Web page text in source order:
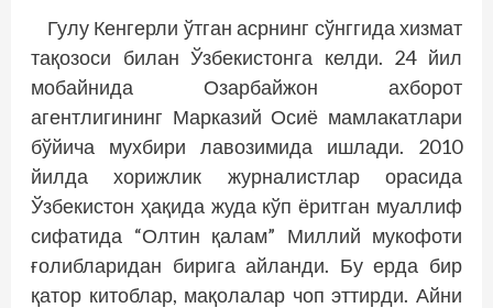
Гулу Кенгерли ўтган асрнинг сўнггида хизмат
тақозоси билан Ўзбекистонга келди. 24 йил
мобайнида Озарбайжон ахборот
агентлигининг Марказий Осиё мамлакатлари
бўйича мухбири лавозимида ишлади. 2010
йилда хорижлик журналистлар орасида
Ўзбекистон ҳақида жуда кўп ёритган муаллиф
сифатида “Олтин қалам” Миллий мукофоти
ғолибларидан бирига айланди. Бу ерда бир
қатор китоблар, мақолалар чоп эттирди. Айни